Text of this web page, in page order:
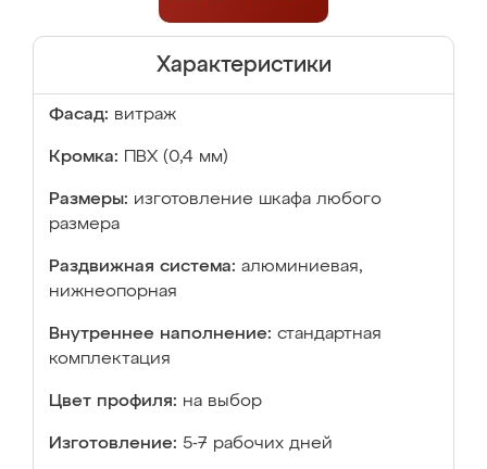
Характеристики
Фасад: витраж
Кромка: ПВХ (0,4 мм)
Размеры: изготовление шкафа любого
размера
Раздвижная система: алюминиевая,
нижнеопорная
Внутреннее наполнение: стандартная
комплектация
Цвет профиля: на выбор
Изготовление: 5-7 рабочих дней